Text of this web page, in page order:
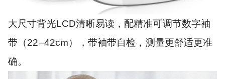
大尺寸背光LCD清晰易读，配精准可调节数字袖
带（22–42cm），带袖带自检，测量更舒适更准
确。